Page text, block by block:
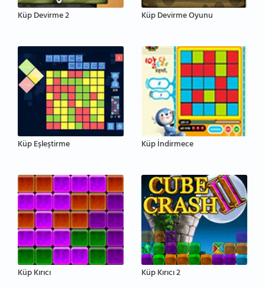
Küp Devirme 2 Küp Devirme Oyunu
Küp Eşleştirme Küp İndirmece
Küp Kırıcı Küp Kırıcı 2